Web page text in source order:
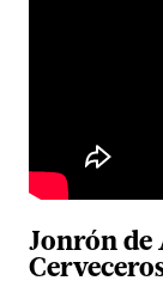
Jonrón de